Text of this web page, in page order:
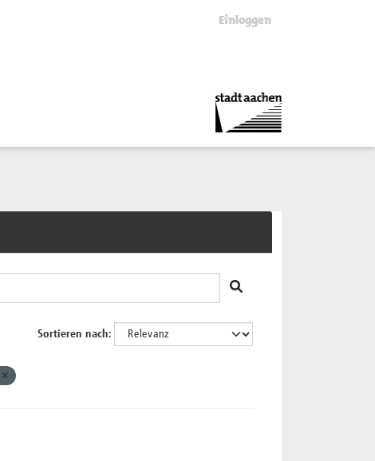
Einloggen
Sortieren nach